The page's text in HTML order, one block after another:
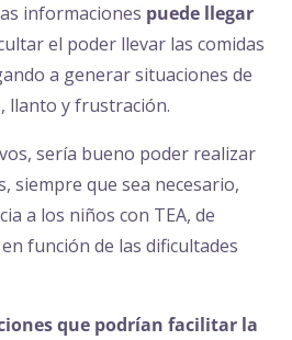
informaciones puede llegar
el poder llevar las comidas
a generar situaciones de
llanto y frustración.
sería bueno poder realizar
siempre que sea necesario,
a los niños con TEA, de
función de las dificultades
que podrían facilitar la